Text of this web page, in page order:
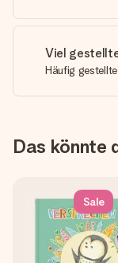
Viel
Häufig
Das könnte
Sale